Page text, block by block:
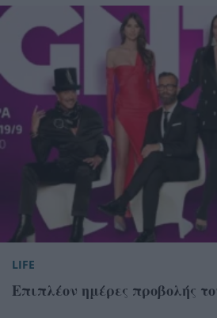
LIFE
Επιπλέον ημέρες προβολής